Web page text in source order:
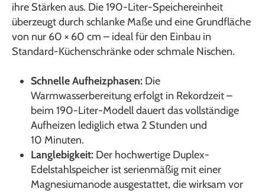
ihre Stärken aus. Die 190-Liter-Speichereinheit
überzeugt durch schlanke Maße und eine Grundfläche
von nur 60 × 60 cm – ideal für den Einbau in
Standard-Küchenschränke oder schmale Nischen.
Schnelle Aufheizphasen: Die
Warmwasserbereitung erfolgt in Rekordzeit –
beim 190-Liter-Modell dauert das vollständige
Aufheizen lediglich etwa 2 Stunden und
10 Minuten.
Langlebigkeit: Der hochwertige Duplex-
Edelstahlspeicher ist serienmäßig mit einer
Magnesiumanode ausgestattet, die wirksam vor